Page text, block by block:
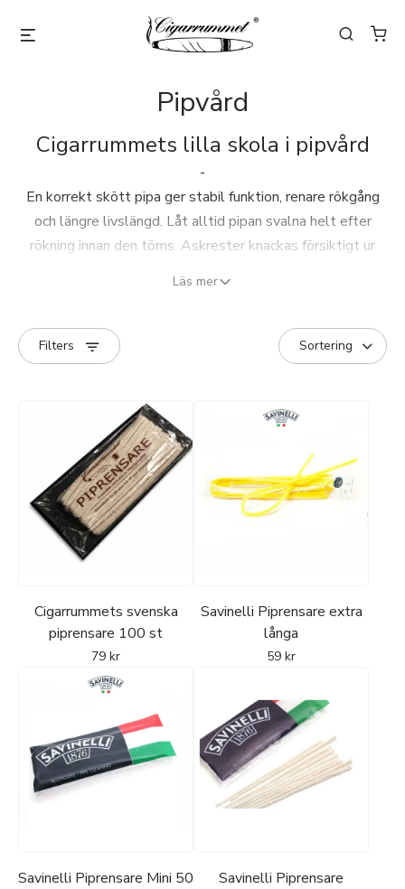
Pipvård
Cigarrummets lilla skola i pipvård
-
En korrekt skött pipa ger stabil funktion, renare rökgång
och längre livslängd. Låt alltid pipan svalna helt efter
rökning innan den töms. Askrester knackas försiktigt ur
en andra, torr piprensare så att luftkanalen lämnas ren.
Ordentlig skötsel
I brännkammaren bildas med tiden ett tunt skyddande
kollager. Detta bör hållas jämnt och cirka 0,5-1 mm tjockt.
Om lagret blir för tjockt reduceras det försiktigt med en
En mer grundlig rengöring görs endast när pipan är helt
kall. Rengör rökgång och munstycke med en lätt fuktad
piprensare vid behov och låt därefter pipan vila minst ett
dygn så att träet hinner torka. Rotation mellan flera pipor
är därför att föredra.
Tips
Regelbunden och varsam vård bidrar till att bevara både
Läs mer
Filters
Cigarrummets svenska
piprensare 100 st
79 kr
Savinelli Piprensare extra
långa
59 kr
Savinelli Piprensare Mini 50
Savinelli Piprensare